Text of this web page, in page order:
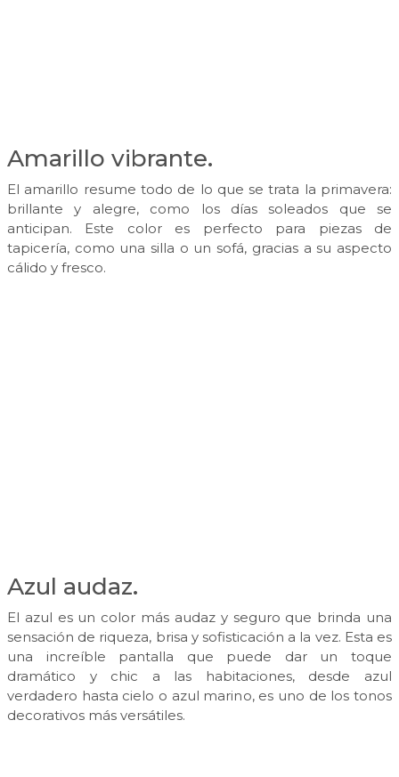
Amarillo vibrante.
El amarillo resume todo de lo que se trata la primavera:
brillante y alegre, como los días soleados que se
anticipan. Este color es perfecto para piezas de
tapicería, como una silla o un sofá, gracias a su aspecto
cálido y fresco.
Azul audaz.
El azul es un color más audaz y seguro que brinda una
sensación de riqueza, brisa y sofisticación a la vez. Esta es
una increíble pantalla que puede dar un toque
dramático y chic a las habitaciones, desde azul
verdadero hasta cielo o azul marino, es uno de los tonos
decorativos más versátiles.